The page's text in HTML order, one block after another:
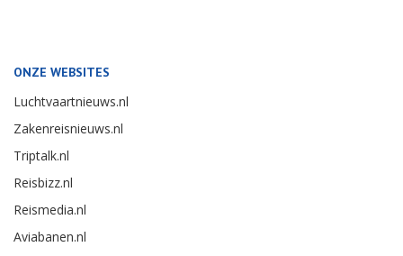
ONZE WEBSITES
Luchtvaartnieuws.nl
Zakenreisnieuws.nl
Triptalk.nl
Reisbizz.nl
Reismedia.nl
Aviabanen.nl